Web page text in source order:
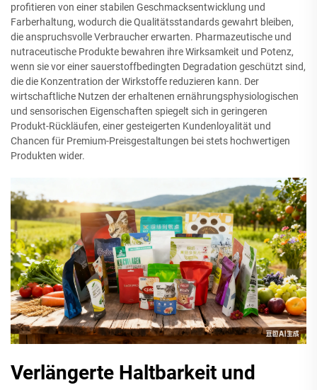
profitieren von einer stabilen Geschmacksentwicklung und
Farberhaltung, wodurch die Qualitätsstandards gewahrt bleiben,
die anspruchsvolle Verbraucher erwarten. Pharmazeutische und
nutraceutische Produkte bewahren ihre Wirksamkeit und Potenz,
wenn sie vor einer sauerstoffbedingten Degradation geschützt sind,
die die Konzentration der Wirkstoffe reduzieren kann. Der
wirtschaftliche Nutzen der erhaltenen ernährungsphysiologischen
und sensorischen Eigenschaften spiegelt sich in geringeren
Produkt-Rückläufen, einer gesteigerten Kundenloyalität und
Chancen für Premium-Preisgestaltungen bei stets hochwertigen
Produkten wider.
Verlängerte Haltbarkeit und